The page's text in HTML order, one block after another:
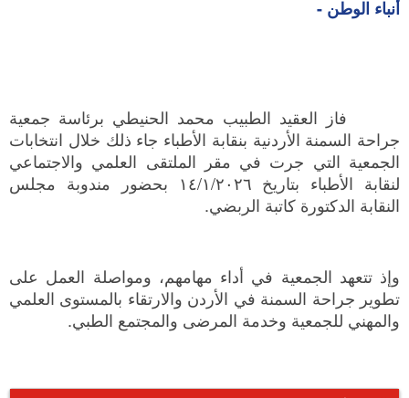
أنباء الوطن -
فاز العقيد الطبيب محمد الحنيطي برئاسة جمعية
جراحة السمنة الأردنية بنقابة الأطباء جاء ذلك خلال انتخابات
الجمعية التي جرت في مقر الملتقى العلمي والاجتماعي
لنقابة الأطباء بتاريخ ١٤/١/٢٠٢٦ بحضور مندوبة مجلس
النقابة الدكتورة كاتبة الربضي.
‎وإذ تتعهد الجمعية في أداء مهامهم، ومواصلة العمل على
تطوير جراحة السمنة في الأردن والارتقاء بالمستوى العلمي
والمهني للجمعية وخدمة المرضى والمجتمع الطبي.